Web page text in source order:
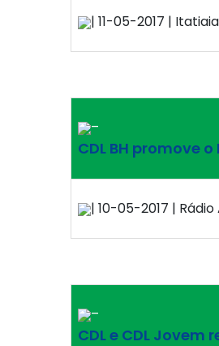
| 11-05-2017 |
–
CDL BH promove
| 10-05-2017 |
–
CDL e CDL